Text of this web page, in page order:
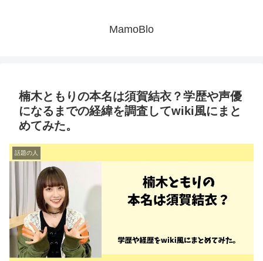
MamoBlo
楠木ともりの本名は須賀結衣？学歴や声優
になるまでの経緯を調査してwiki風にまと
めてみた。
話題の人